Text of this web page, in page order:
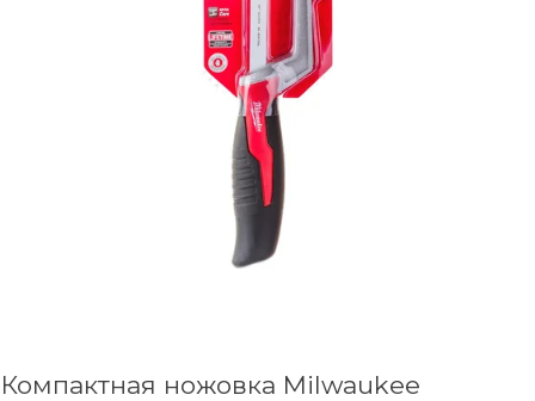
Компактная ножовка Milwaukee